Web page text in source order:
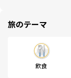
旅のテーマ
飲食